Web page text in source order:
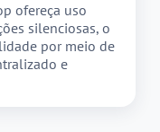
ofereça uso
silenciosas, o
por meio de
e